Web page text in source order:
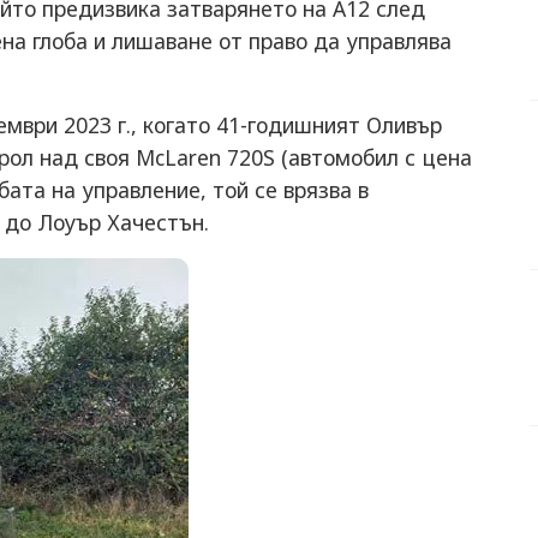
предизвика затварянето на A12 след
глоба и лишаване от право да управлява
2023 г., когато 41-годишният Оливър
над своя McLaren 720S (автомобил с цена
на управление, той се врязва в
Лоуър Хачестън.